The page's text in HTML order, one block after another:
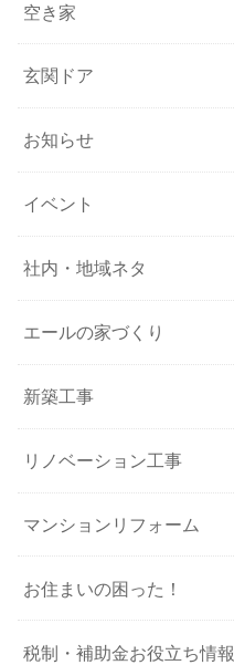
空き家
玄関ドア
お知らせ
イベント
社内・地域ネタ
エールの家づくり
新築工事
リノベーション工事
マンションリフォーム
お住まいの困った！
税制・補助金お役立ち情報